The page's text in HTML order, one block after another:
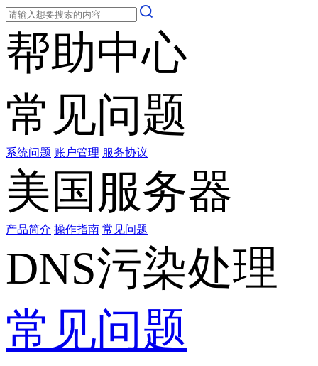
帮助中心
常见问题
系统问题 账户管理 服务协议
美国服务器
产品简介 操作指南 常见问题
DNS污染处理
常见问题